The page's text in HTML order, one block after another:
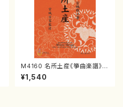
M4160 名所土産《箏曲楽譜》
（箏/宮城喜代子・宮城数江著・
宮城宗家監修/箏曲古典楽譜）
¥1,540